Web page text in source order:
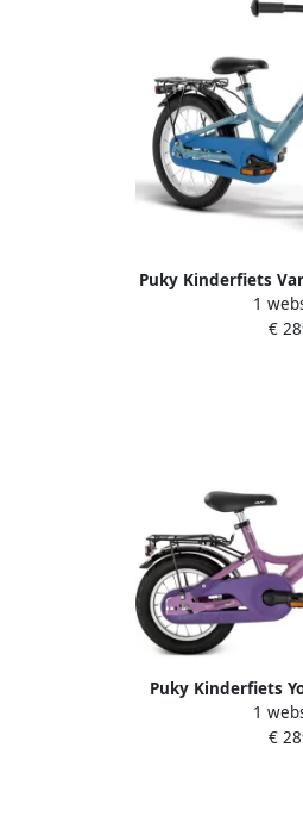
Puky Kinderfiets
1
€
Puky Kinderfiets
Purple Unisex
1
€